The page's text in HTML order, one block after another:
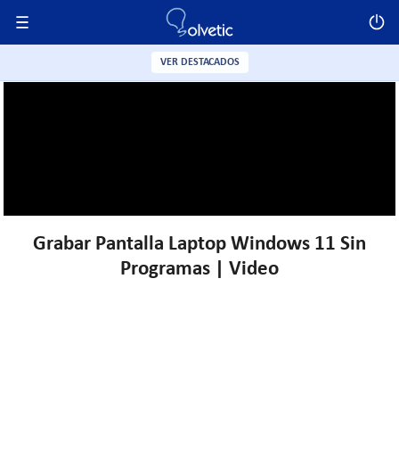
Grabar Pantalla Laptop Windows 11 Sin
Programas | Video
VER DESTACADOS